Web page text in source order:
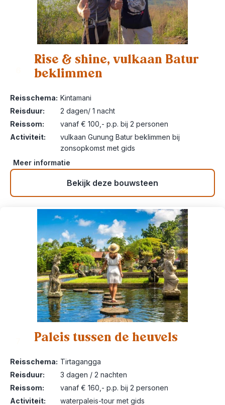
Rise & shine, vulkaan Batur
beklimmen
Reisschema: Kintamani
Reisduur:
2 dagen/ 1 nacht
Reissom:
vanaf € 100,- p.p. bij 2 personen
Activiteit:
vulkaan Gunung Batur beklimmen bij
zonsopkomst met gids
Meer informatie
Bekijk deze bouwsteen
Paleis tussen de heuvels
Reisschema: Tirtagangga
Reisduur:
3 dagen / 2 nachten
Reissom:
vanaf € 160,- p.p. bij 2 personen
Activiteit:
waterpaleis-tour met gids